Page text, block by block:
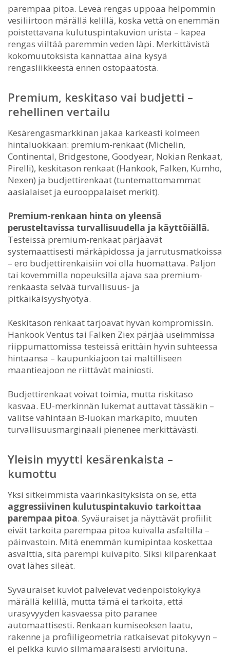
parempaa pitoa. Leveä rengas uppoaa helpommin
vesiliirtoon märällä kelillä, koska vettä on enemmän
poistettavana kulutuspintakuvion urista – kapea
rengas viiltää paremmin veden läpi. Merkittävistä
kokomuutoksista kannattaa aina kysyä
rengasliikkeestä ennen ostopäätöstä.
Premium, keskitaso vai budjetti –
rehellinen vertailu
Kesärengasmarkkinan jakaa karkeasti kolmeen
hintaluokkaan: premium-renkaat (Michelin,
Continental, Bridgestone, Goodyear, Nokian Renkaat,
Pirelli), keskitason renkaat (Hankook, Falken, Kumho,
Nexen) ja budjettirenkaat (tuntemattomammat
aasialaiset ja eurooppalaiset merkit).
Premium-renkaan hinta on yleensä
perusteltavissa turvallisuudella ja käyttöiällä.
Testeissä premium-renkaat pärjäävät
systemaattisesti märkäpidossa ja jarrutusmatkoissa
– ero budjettirenkaisiin voi olla huomattava. Paljon
tai kovemmilla nopeuksilla ajava saa premium-
renkaasta selvää turvallisuus- ja
pitkäikäisyyshyötyä.
Keskitason renkaat tarjoavat hyvän kompromissin.
Hankook Ventus tai Falken Ziex pärjää useimmissa
riippumattomissa testeissä erittäin hyvin suhteessa
hintaansa – kaupunkiajoon tai maltilliseen
maantieajoon ne riittävät mainiosti.
Budjettirenkaat voivat toimia, mutta riskitaso
kasvaa. EU-merkinnän lukemat auttavat tässäkin –
valitse vähintään B-luokan märkäpito, muuten
turvallisuusmarginaali pienenee merkittävästi.
Yleisin myytti kesärenkaista –
kumottu
Yksi sitkeimmistä väärinkäsityksistä on se, että
aggressiivinen kulutuspintakuvio tarkoittaa
parempaa pitoa. Syväuraiset ja näyttävät profiilit
eivät tarkoita parempaa pitoa kuivalla asfaltilla –
päinvastoin. Mitä enemmän kumipintaa koskettaa
asvalttia, sitä parempi kuivapito. Siksi kilparenkaat
ovat lähes sileät.
Syväuraiset kuviot palvelevat vedenpoistokykyä
märällä kelillä, mutta tämä ei tarkoita, että
urasyvyyden kasvaessa pito paranee
automaattisesti. Renkaan kumiseoksen laatu,
rakenne ja profiiligeometria ratkaisevat pitokyvyn –
ei pelkkä kuvio silmämääräisesti arvioituna.